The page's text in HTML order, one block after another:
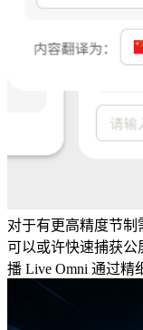
对于有更高精度节
可以或许快速捕获公
播 Live Omni 通过精